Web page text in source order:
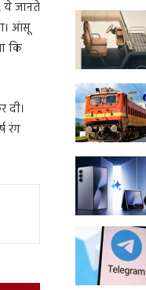
ये जानते
आंसू
कि
दी।
रंग